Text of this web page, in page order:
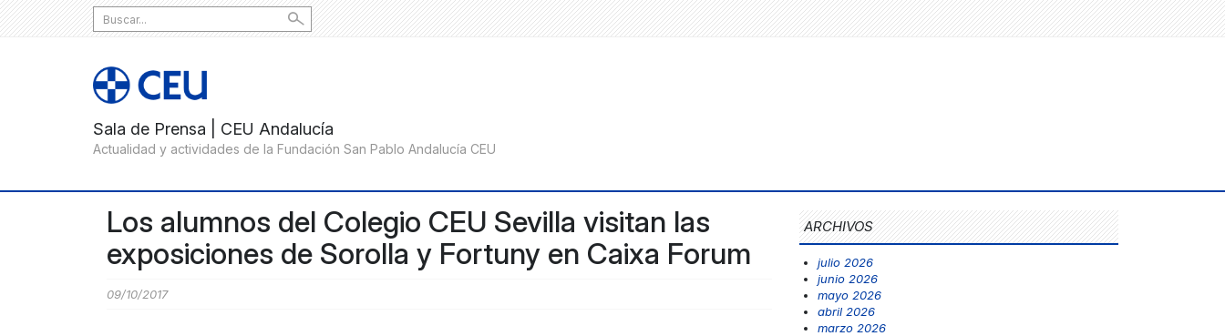
Search
for:
Los alumnos del Colegio CEU Sevilla visitan las
exposiciones de Sorolla y Fortuny en Caixa Forum
09/10/2017
ARCHIVOS
julio 2026
junio 2026
mayo 2026
abril 2026
marzo 2026